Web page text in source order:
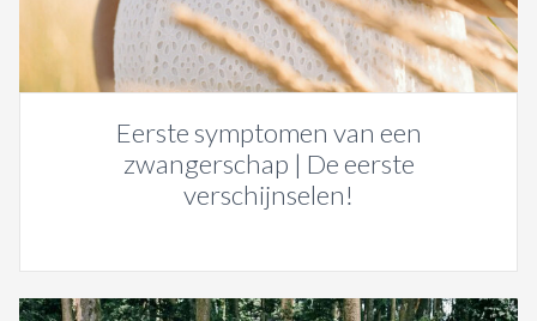
Eerste symptomen van een
zwangerschap | De eerste
verschijnselen!